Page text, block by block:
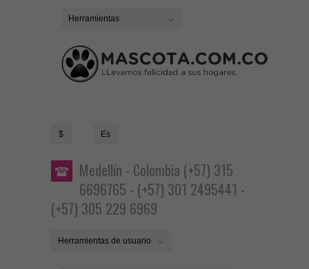
Herramientas
$ Es
Medellín - Colombia (+57) 315
6696765 - (+57) 301 2495441 -
(+57) 305 229 6969
Herramientas de usuario